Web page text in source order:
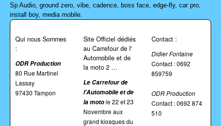
Sp Audio, ground zero, vibe, cadence, boss face, edge-fly, car pro,
install boy, media mobile.
Qui nous Sommes
:
ODR Production
80 Rue Martinel
Lassay
97430 Tampon
Contact :
Didier Fontaine
Contact : 0692
859759
ODR Production
Contact : 0692 874
510
Site Officiel dédiés
au Carrefour de l'
Automobile et de
la moto 2 ...
LeCarrefour de
l'Automobile et de
la motole 22 et 23
Novembre aux
grand kiosques du